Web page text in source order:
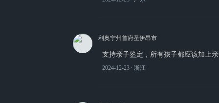
利奥宁州首府圣伊昂市
支持亲子鉴定，所有孩子都应该加上
2024-12-23 ∙ 浙江